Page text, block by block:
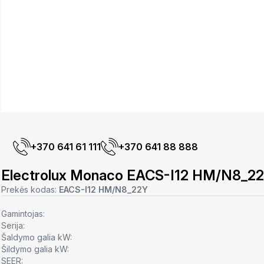
+370 641 61 111 +370 641 88 888
Electrolux Monaco EACS-I12 HM/
Prekės kodas: EACS-I12 HM/N8_22Y
Gamintojas:
Serija:
Šaldymo galia kW:
Šildymo galia kW:
SEER: